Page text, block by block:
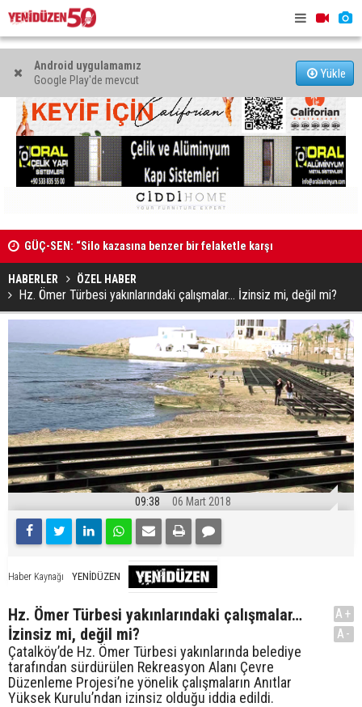
Android uygulamamız
Google Play'de mevcut
Yükle
GÜÇ-SEN: “Silo kazasına benzer bir felaketle karşı
karşıya kalınmaması adına harekete geçtik
HABERLER ÖZEL HABER
Hz. Ömer Türbesi yakınlarındaki çalışmalar… İzinsiz mi, değil mi?
09:38 06 Mart 2018
Haber Kaynağı YENİDÜZEN
Hz. Ömer Türbesi yakınlarındaki çalışmalar…
İzinsiz mi, değil mi?
Çatalköy’de Hz. Ömer Türbesi yakınlarında belediye
tarafından sürdürülen Rekreasyon Alanı Çevre
Düzenleme Projesi’ne yönelik çalışmaların Anıtlar
Yüksek Kurulu’ndan izinsiz olduğu iddia edildi.
A+
A-